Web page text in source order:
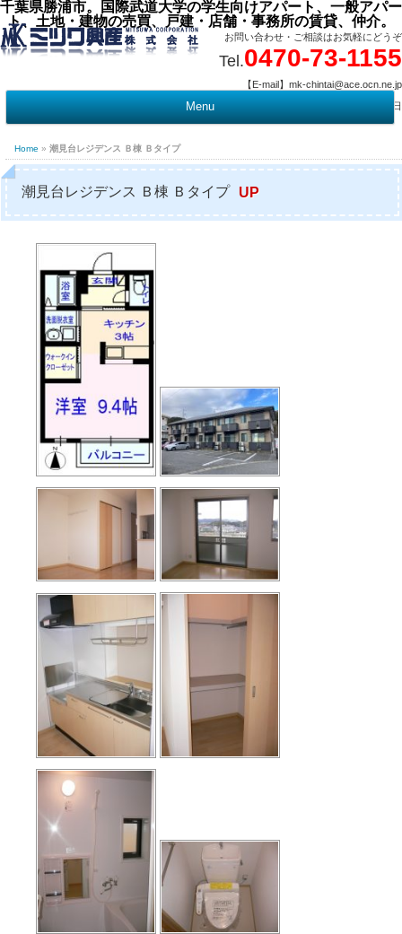
千葉県勝浦市。国際武道大学の学生向けアパート、一般アパー
ト、土地・建物の売買、戸建・店舗・事務所の賃貸、仲介。
お問い合わせ・ご相談はお気軽にどうぞ
Tel.0470-73-1155
【E-mail】mk-chintai@ace.ocn.ne.jp
【営業時間】09:00 ～ 17:15 【定 休 日】水曜・祭日
Menu
Home » 潮見台レジデンス Ｂ棟 Ｂタイプ
潮見台レジデンス Ｂ棟 Ｂタイプ UP